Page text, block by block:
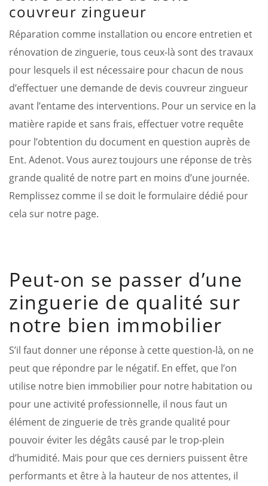
couvreur zingueur
Réparation comme installation ou encore entretien et
rénovation de zinguerie, tous ceux-là sont des travaux
pour lesquels il est nécessaire pour chacun de nous
d’effectuer une demande de devis couvreur zingueur
avant l’entame des interventions. Pour un service en la
matière rapide et sans frais, effectuer votre requête
pour l’obtention du document en question auprès de
Ent. Adenot. Vous aurez toujours une réponse de très
grande qualité de notre part en moins d’une journée.
Remplissez comme il se doit le formulaire dédié pour
cela sur notre page.
Peut-on se passer d’une
zinguerie de qualité sur
notre bien immobilier
S’il faut donner une réponse à cette question-là, on ne
peut que répondre par le négatif. En effet, que l’on
utilise notre bien immobilier pour notre habitation ou
pour une activité professionnelle, il nous faut un
élément de zinguerie de très grande qualité pour
pouvoir éviter les dégâts causé par le trop-plein
d’humidité. Mais pour que ces derniers puissent être
performants et être à la hauteur de nos attentes, il